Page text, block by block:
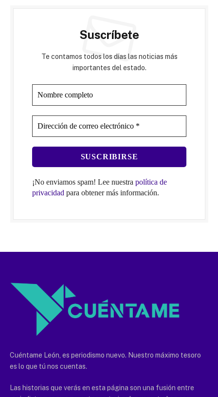
Suscríbete
Te contamos todos los días las noticias más
importantes del estado.
¡No enviamos spam! Lee nuestra política de
privacidad para obtener más información.
Cuéntame León, es periodismo nuevo. Nuestro máximo tesoro
es lo que tú nos cuentas.
Las historias que verás en esta página son una fusión entre